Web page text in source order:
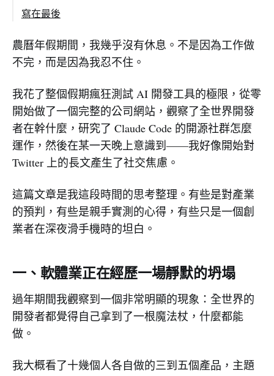
寫在最後
農曆年假期間，我幾乎沒有休息。不是因為工作做
不完，而是因為我忍不住。
我花了整個假期瘋狂測試 AI 開發工具的極限，從零
開始做了一個完整的公司網站，觀察了全世界開發
者在幹什麼，研究了 Claude Code 的開源社群怎麼
運作，然後在某一天晚上意識到——我好像開始對
Twitter 上的長文產生了社交焦慮。
這篇文章是我這段時間的思考整理。有些是對產業
的預判，有些是親手實測的心得，有些只是一個創
業者在深夜滑手機時的坦白。
一、軟體業正在經歷一場靜默的坍塌
過年期間我觀察到一個非常明顯的現象：全世界的
開發者都覺得自己拿到了一根魔法杖，什麼都能
做。
我大概看了十幾個人各自做的三到五個產品，主題